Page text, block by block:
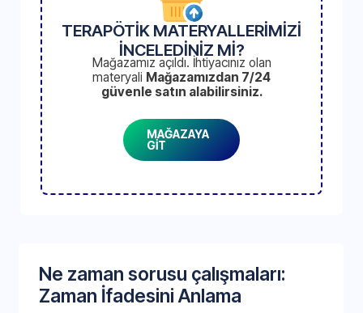
TERAPÖTİK MATERYALLERİMİZİ
İNCELEDİNİZ Mİ?
Mağazamız açıldı. İhtiyacınız olan
materyali Mağazamızdan 7/24
güvenle satın alabilirsiniz.
MAĞAZAYA
GİT
Ne zaman sorusu çalışmaları:
Zaman İfadesini Anlama